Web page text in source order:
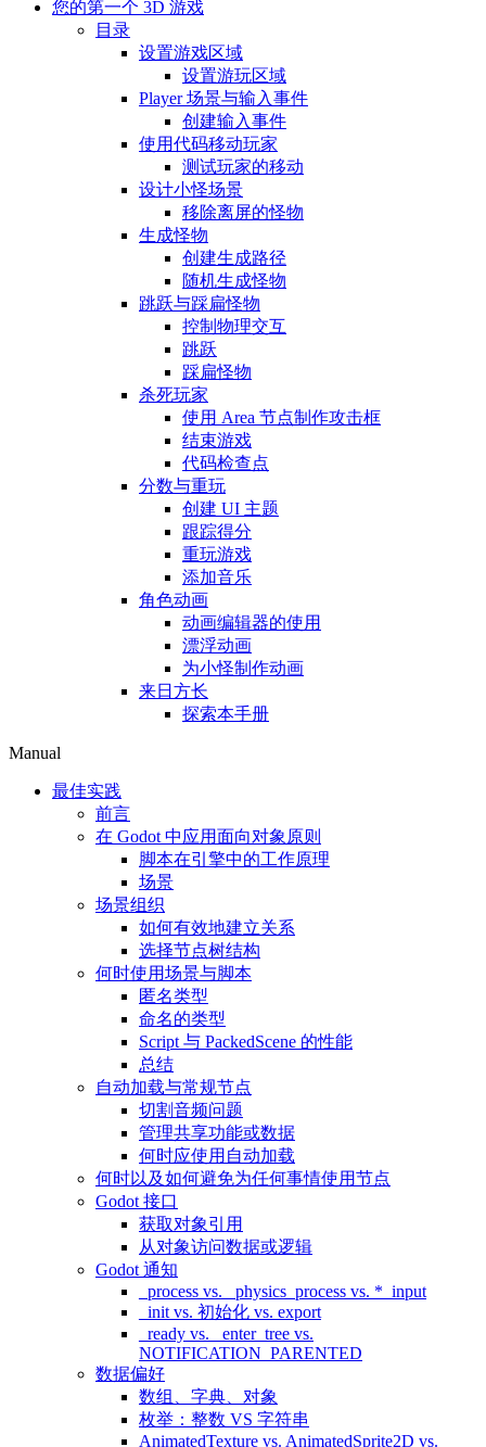
您的第一个 3D 游戏
目录
设置游戏区域
设置游玩区域
Player 场景与输入事件
创建输入事件
使用代码移动玩家
测试玩家的移动
设计小怪场景
移除离屏的怪物
生成怪物
创建生成路径
随机生成怪物
跳跃与踩扁怪物
控制物理交互
跳跃
踩扁怪物
杀死玩家
使用 Area 节点制作攻击框
结束游戏
代码检查点
分数与重玩
创建 UI 主题
跟踪得分
重玩游戏
添加音乐
角色动画
动画编辑器的使用
漂浮动画
为小怪制作动画
来日方长
探索本手册
Manual
最佳实践
前言
在 Godot 中应用面向对象原则
脚本在引擎中的工作原理
场景
场景组织
如何有效地建立关系
选择节点树结构
何时使用场景与脚本
匿名类型
命名的类型
Script 与 PackedScene 的性能
总结
自动加载与常规节点
切割音频问题
管理共享功能或数据
何时应使用自动加载
何时以及如何避免为任何事情使用节点
Godot 接口
获取对象引用
从对象访问数据或逻辑
Godot 通知
_process vs. _physics_process vs. *_input
_init vs. 初始化 vs. export
_ready vs. _enter_tree vs.
NOTIFICATION_PARENTED
数据偏好
数组、字典、对象
枚举：整数 VS 字符串
AnimatedTexture vs. AnimatedSprite2D vs.